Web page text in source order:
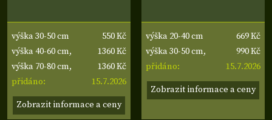
výška 30-50 cm
550 Kč
výška 40-60 cm,
šířka 30-40 cm
1360 Kč
výška 70-80 cm,
šířka 50-60 cm
1360 Kč
přidáno:
15.7.2026
Zobrazit informace a ceny
výška 20-40 cm
669 Kč
výška 30-50 cm,
šířka 30-40 cm
990 Kč
přidáno:
15.7.2026
Zobrazit informace a ceny